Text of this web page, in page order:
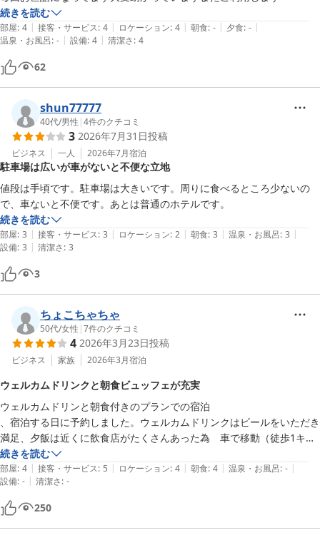
続きを読む
部屋: 4 | 接客・サービス: 4 | ロケーション: 4 | 朝食: - | 夕食: - |
温泉・お風呂: - | 設備: 4 | 清潔さ: 4
62
shun77777
40代/男性 |4件のクチコミ
3 2026年7月31日投稿
ビジネス 一人 2026年7月宿泊
駐車場は広いが車がないと不便な立地
値段は手頃です。駐車場は大きいです。周りに食べるところ少ないの
で、車ないと不便です。あとは普通のホテルです。
続きを読む
部屋: 3 | 接客・サービス: 3 | ロケーション: 2 | 朝食: 3 | 温泉・お風呂: 3 |
設備: 3 | 清潔さ: 3
3
ちょこちゃちゃ
50代/女性 |7件のクチコミ
4 2026年3月23日投稿
ビジネス 家族 2026年3月宿泊
ウェルカムドリンクと朝食ビュッフェが充実
ウェルカムドリンと朝食付きのプランでの宿泊
、宿泊する日に予約しました。ウェルカムドリンクはビールをいただき
満足、夕飯は近くに飲食店がたくさんあった為　車で移動（徒歩1キロ
圏内にいくつかあった、コンビニも）駐車場は無料、朝食は朝からエビ
フライやイカそうめんも並んでいてスタッフさんが常に清潔な状態をキ
ープしてくれていて、すごく良かった。季節のたけのこご飯とお味噌、
名古屋コーチンの卵焼きなど満足にいただきました。
名古屋城まで20〜30分と個人的には便利に使わせていただきました。
続きを読む
部屋: 4 | 接客・サービス: 5 | ロケーション: 4 | 朝食: 4 | 温泉・お風呂: - |
設備: - | 清潔さ: -
250